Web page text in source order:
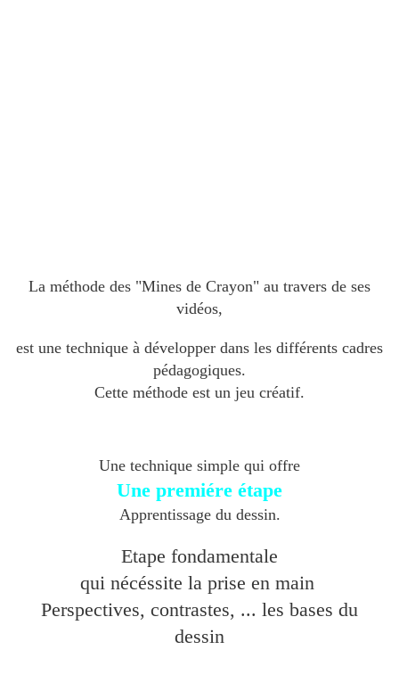
La méthode des "Mines de Crayon" au travers de ses
vidéos,
est une technique à développer dans les différents cadres
pédagogiques.
Cette méthode est un jeu créatif.
Une technique simple qui offre
Une premiére étape
Apprentissage du dessin.
Etape fondamentale
qui nécéssite la prise en main
Perspectives, contrastes, ... les bases du
dessin